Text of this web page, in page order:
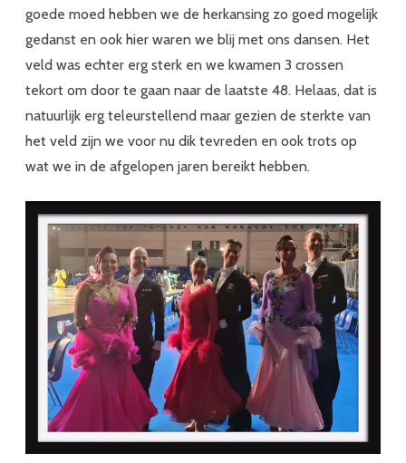
goede moed hebben we de herkansing zo goed mogelijk
gedanst en ook hier waren we blij met ons dansen. Het
veld was echter erg sterk en we kwamen 3 crossen
tekort om door te gaan naar de laatste 48. Helaas, dat is
natuurlijk erg teleurstellend maar gezien de sterkte van
het veld zijn we voor nu dik tevreden en ook trots op
wat we in de afgelopen jaren bereikt hebben.